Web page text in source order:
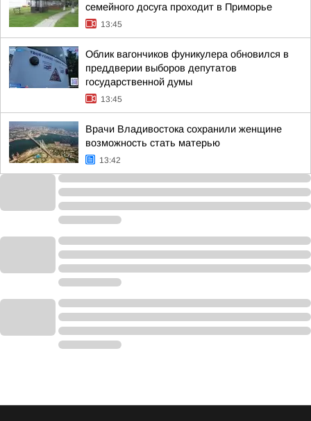
семейного досуга проходит в Приморье
13:45
Облик вагончиков фуникулера обновился в
преддверии выборов депутатов
государственной думы
13:45
Врачи Владивостока сохранили женщине
возможность стать матерью
13:42